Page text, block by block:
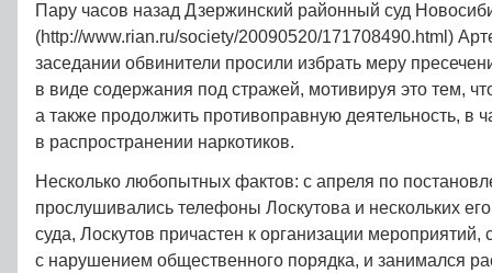
Пару часов назад Дзержинский районный суд
(http://www.rian.ru/society/20090520/171708490.html)
заседании обвинители просили избрать меру
в виде содержания под стражей, мотивируя это тем,
а также продолжить противоправную деятельность, в
в распространении наркотиков.
Несколько любопытных фактов: с апреля по
прослушивались телефоны Лоскутова и нескольких
суда, Лоскутов причастен к организации мероприятий,
с нарушением общественного порядка, и занимался